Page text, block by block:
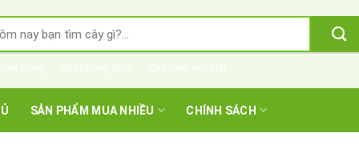
SẢN PHẨM MUA NHIỀU CHÍNH SÁCH